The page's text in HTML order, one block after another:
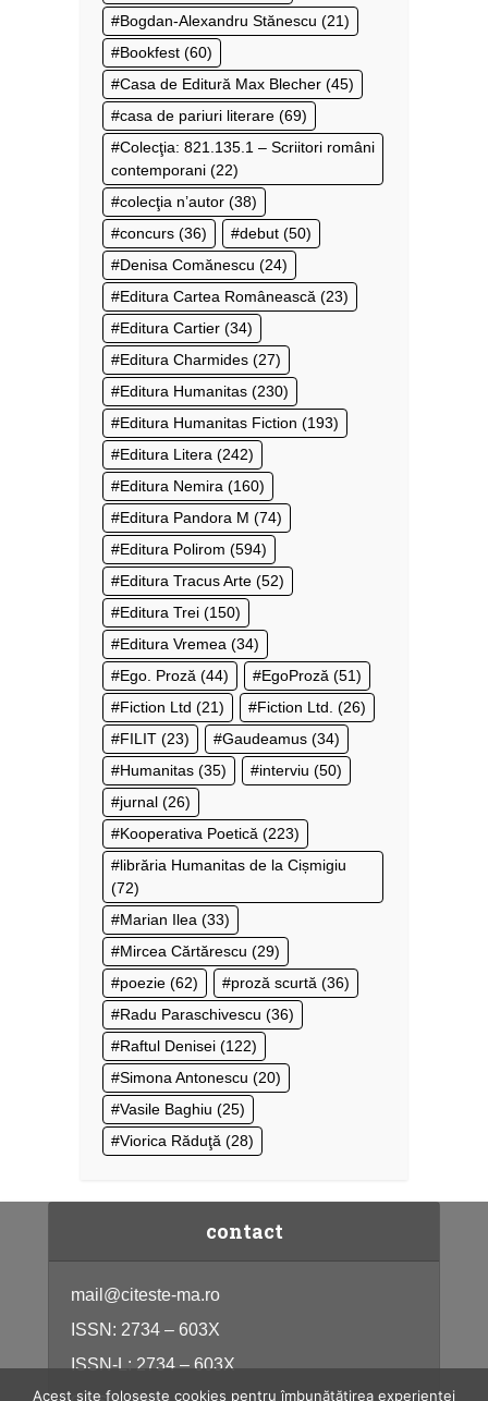
Bogdan-Alexandru Stănescu (21)
Bookfest (60)
Casa de Editură Max Blecher (45)
casa de pariuri literare (69)
Colecţia: 821.135.1 – Scriitori români
contemporani (22)
colecţia n’autor (38)
concurs (36) debut (50)
Denisa Comănescu (24)
Editura Cartea Românească (23)
Editura Cartier (34)
Editura Charmides (27)
Editura Humanitas (230)
Editura Humanitas Fiction (193)
Editura Litera (242)
Editura Nemira (160)
Editura Pandora M (74)
Editura Polirom (594)
Editura Tracus Arte (52)
Editura Trei (150)
Editura Vremea (34)
Ego. Proză (44) EgoProză (51)
Fiction Ltd (21) Fiction Ltd. (26)
FILIT (23) Gaudeamus (34)
Humanitas (35) interviu (50)
jurnal (26)
Kooperativa Poetică (223)
librăria Humanitas de la Cișmigiu
(72)
Marian Ilea (33)
Mircea Cărtărescu (29)
poezie (62) proză scurtă (36)
Radu Paraschivescu (36)
Raftul Denisei (122)
Simona Antonescu (20)
Vasile Baghiu (25)
Viorica Răduţă (28)
contact
mail@citeste-ma.ro
ISSN: 2734 – 603X
ISSN-L: 2734 – 603X
Acest site folosește cookies pentru îmbunătățirea experienței